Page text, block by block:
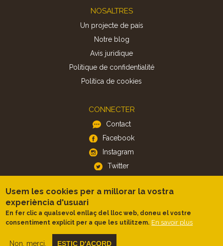
NOSALTRES
Un projecte de país
Notre blog
Avis juridique
Politique de confidentialité
Politica de cookies
CONNECTER
Contact
Facebook
Instagram
Twitter
APP
iOS
Android
Usem les cookies per a millorar la vostra
experiència d'usuari
En fer clic a qualsevol enllaç del lloc web, doneu el vostre
consentiment explícit per a que les utilitzem. En savoir plus
Non, merci. ESTIC D'ACORD